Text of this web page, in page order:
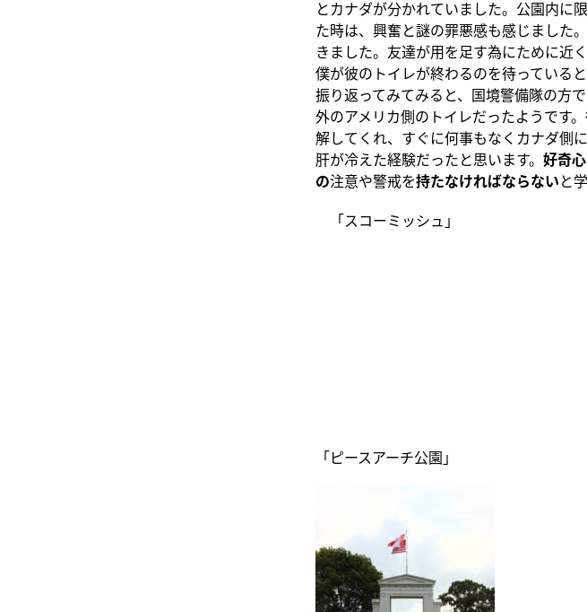
とカナダが分かれていました。公園内に
た時は、興奮と謎の罪悪感も感じました
きました。友達が用を足す為にために近
僕が彼のトイレが終わるのを待っている
振り返ってみてみると、国境警備隊の方
外のアメリカ側のトイレだったようです
解してくれ、すぐに何事もなくカナダ側
肝が冷えた経験だったと思います。 好奇
の注意や警戒を持たなければならないと
「スコーミッシュ」
「ピースアーチ公園」